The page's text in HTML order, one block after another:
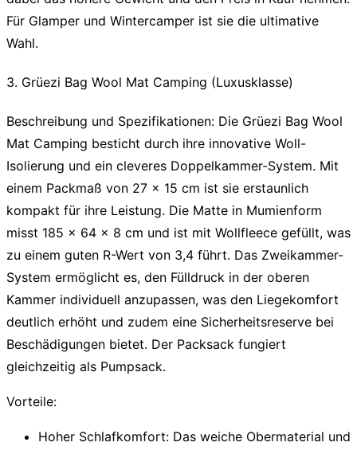
Für Glamper und Wintercamper ist sie die ultimative
Wahl.
3. Grüezi Bag Wool Mat Camping (Luxusklasse)
Beschreibung und Spezifikationen: Die Grüezi Bag Wool
Mat Camping besticht durch ihre innovative Woll-
Isolierung und ein cleveres Doppelkammer-System. Mit
einem Packmaß von 27 x 15 cm ist sie erstaunlich
kompakt für ihre Leistung. Die Matte in Mumienform
misst 185 x 64 x 8 cm und ist mit Wollfleece gefüllt, was
zu einem guten R-Wert von 3,4 führt. Das Zweikammer-
System ermöglicht es, den Fülldruck in der oberen
Kammer individuell anzupassen, was den Liegekomfort
deutlich erhöht und zudem eine Sicherheitsreserve bei
Beschädigungen bietet. Der Packsack fungiert
gleichzeitig als Pumpsack.
Vorteile:
Hoher Schlafkomfort: Das weiche Obermaterial und